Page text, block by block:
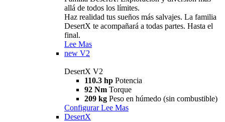
allá de todos los límites.
Haz realidad tus sueños más salvajes. La familia
DesertX te acompañará a todas partes. Hasta el
final.
Lee Mas
new V2
DesertX V2
110.3 hp Potencia
92 Nm Torque
209 kg Peso en húmedo (sin combustible)
Configurar Lee Mas
DesertX